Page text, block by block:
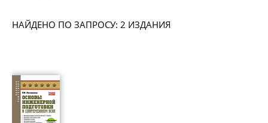
НАЙДЕНО ПО ЗАПРОСУ: 2 ИЗДАНИЯ